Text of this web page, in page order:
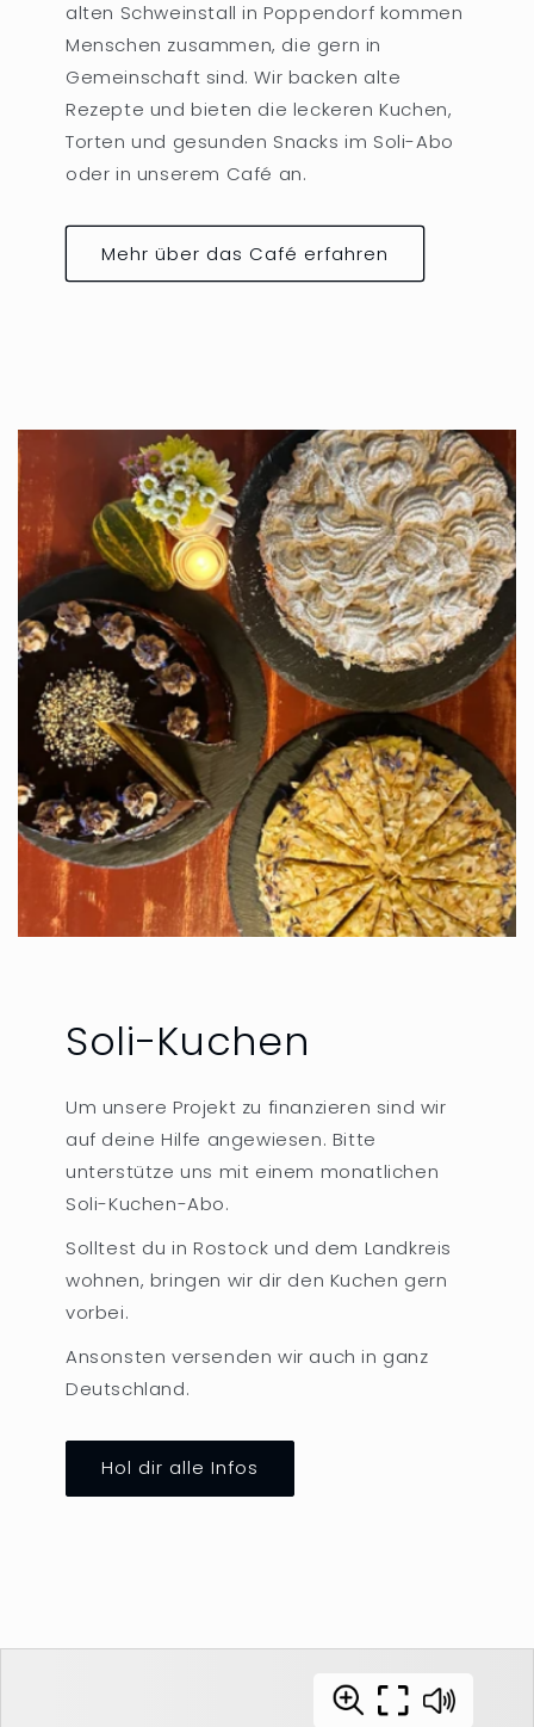
alten Schweinstall in Poppendorf kommen
Menschen zusammen, die gern in
Gemeinschaft sind. Wir backen alte
Rezepte und bieten die leckeren Kuchen,
Torten und gesunden Snacks im Soli-Abo
oder in unserem Café an.
Mehr über das Café erfahren
Soli-Kuchen
Um unsere Projekt zu finanzieren sind wir
auf deine Hilfe angewiesen. Bitte
unterstütze uns mit einem monatlichen
Soli-Kuchen-Abo.
Solltest du in Rostock und dem Landkreis
wohnen, bringen wir dir den Kuchen gern
vorbei.
Ansonsten versenden wir auch in ganz
Deutschland.
Hol dir alle Infos